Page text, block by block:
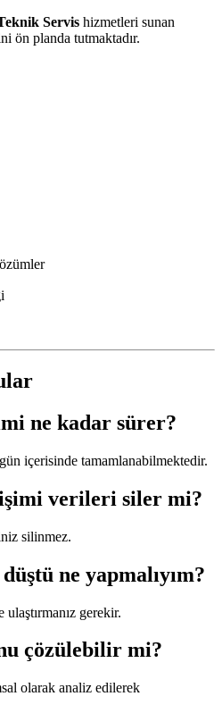
Servis hizmetleri sunan
ön planda tutmaktadır.
ne kadar sürer?
içerisinde tamamlanabilmektedir.
verileri siler mi?
silinmez.
ne yapmalıyım?
gerekir.
çözülebilir mi?
olarak analiz edilerek